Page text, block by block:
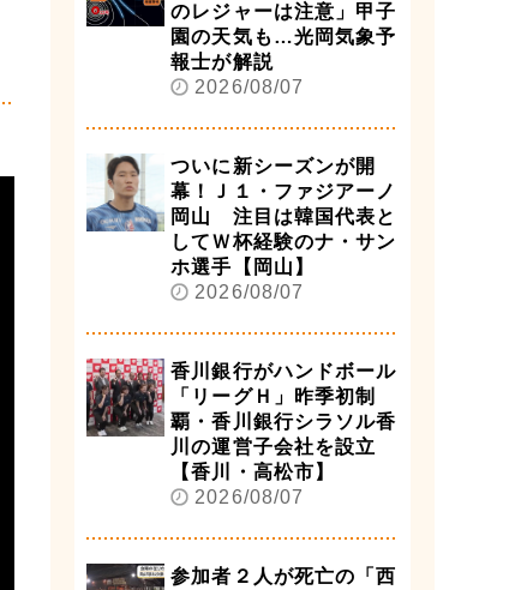
のレジャーは注意」甲子
園の天気も…光岡気象予
報士が解説
2026/08/07
ついに新シーズンが開
幕！Ｊ１・ファジアーノ
岡山 注目は韓国代表と
してＷ杯経験のナ・サン
ホ選手【岡山】
2026/08/07
香川銀行がハンドボール
「リーグＨ」昨季初制
覇・香川銀行シラソル香
川の運営子会社を設立
【香川・高松市】
2026/08/07
参加者２人が死亡の「西